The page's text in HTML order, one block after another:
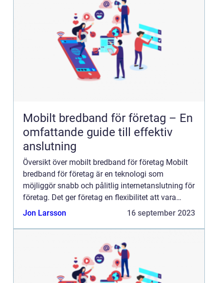
Mobilt bredband för företag – En
omfattande guide till effektiv
anslutning
Översikt över mobilt bredband för företag Mobilt
bredband för företag är en teknologi som
möjliggör snabb och pålitlig internetanslutning för
företag. Det ger företag en flexibilitet att vara
anslutna oavsett plats och tidpunkt. Genom att
Jon Larsson 16 september 2023